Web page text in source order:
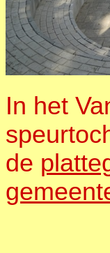
In het
de